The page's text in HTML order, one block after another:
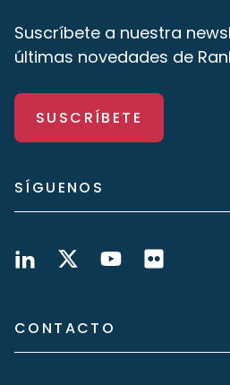
Suscríbete a nuestra
últimas novedades de
SUSCRÍBETE
SÍGUENOS
CONTACTO